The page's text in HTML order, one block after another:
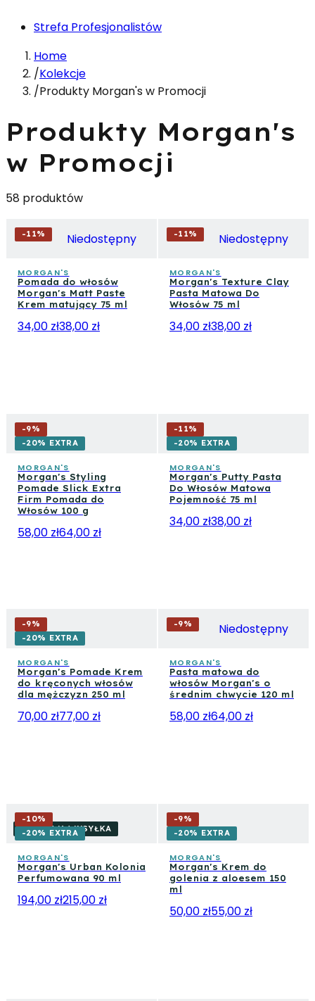
Strefa Profesjonalistów
Home
/Kolekcje
/Produkty Morgan's w Promocji
Produkty Morgan's
w Promocji
58 produktów
-11% Niedostępny
MORGAN'S
Pomada do włosów
Morgan's Matt Paste
Krem matujący 75 ml
34,00 zł38,00 zł
-11% Niedostępny
MORGAN'S
Morgan's Texture Clay
Pasta Matowa Do
Włosów 75 ml
34,00 zł38,00 zł
-9%
-20% EXTRA
MORGAN'S
Morgan's Styling
Pomade Slick Extra
Firm Pomada do
Włosów 100 g
58,00 zł64,00 zł
-11%
-20% EXTRA
MORGAN'S
Morgan's Putty Pasta
Do Włosów Matowa
Pojemność 75 ml
34,00 zł38,00 zł
-9%
-20% EXTRA
MORGAN'S
Morgan's Pomade Krem
do kręconych włosów
dla mężczyzn 250 ml
70,00 zł77,00 zł
-9% Niedostępny
MORGAN'S
Pasta matowa do
włosów Morgan's o
średnim chwycie 120 ml
58,00 zł64,00 zł
-10%
-20% EXTRA
DARMOWA WYSYŁKA
MORGAN'S
Morgan's Urban Kolonia
Perfumowana 90 ml
194,00 zł215,00 zł
-9%
-20% EXTRA
MORGAN'S
Morgan's Krem do
golenia z aloesem 150
ml
50,00 zł55,00 zł